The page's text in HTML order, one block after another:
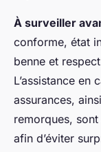
À surveiller
conforme, état
benne et
L’assistance en
assurances,
remorques,
afin d’éviter